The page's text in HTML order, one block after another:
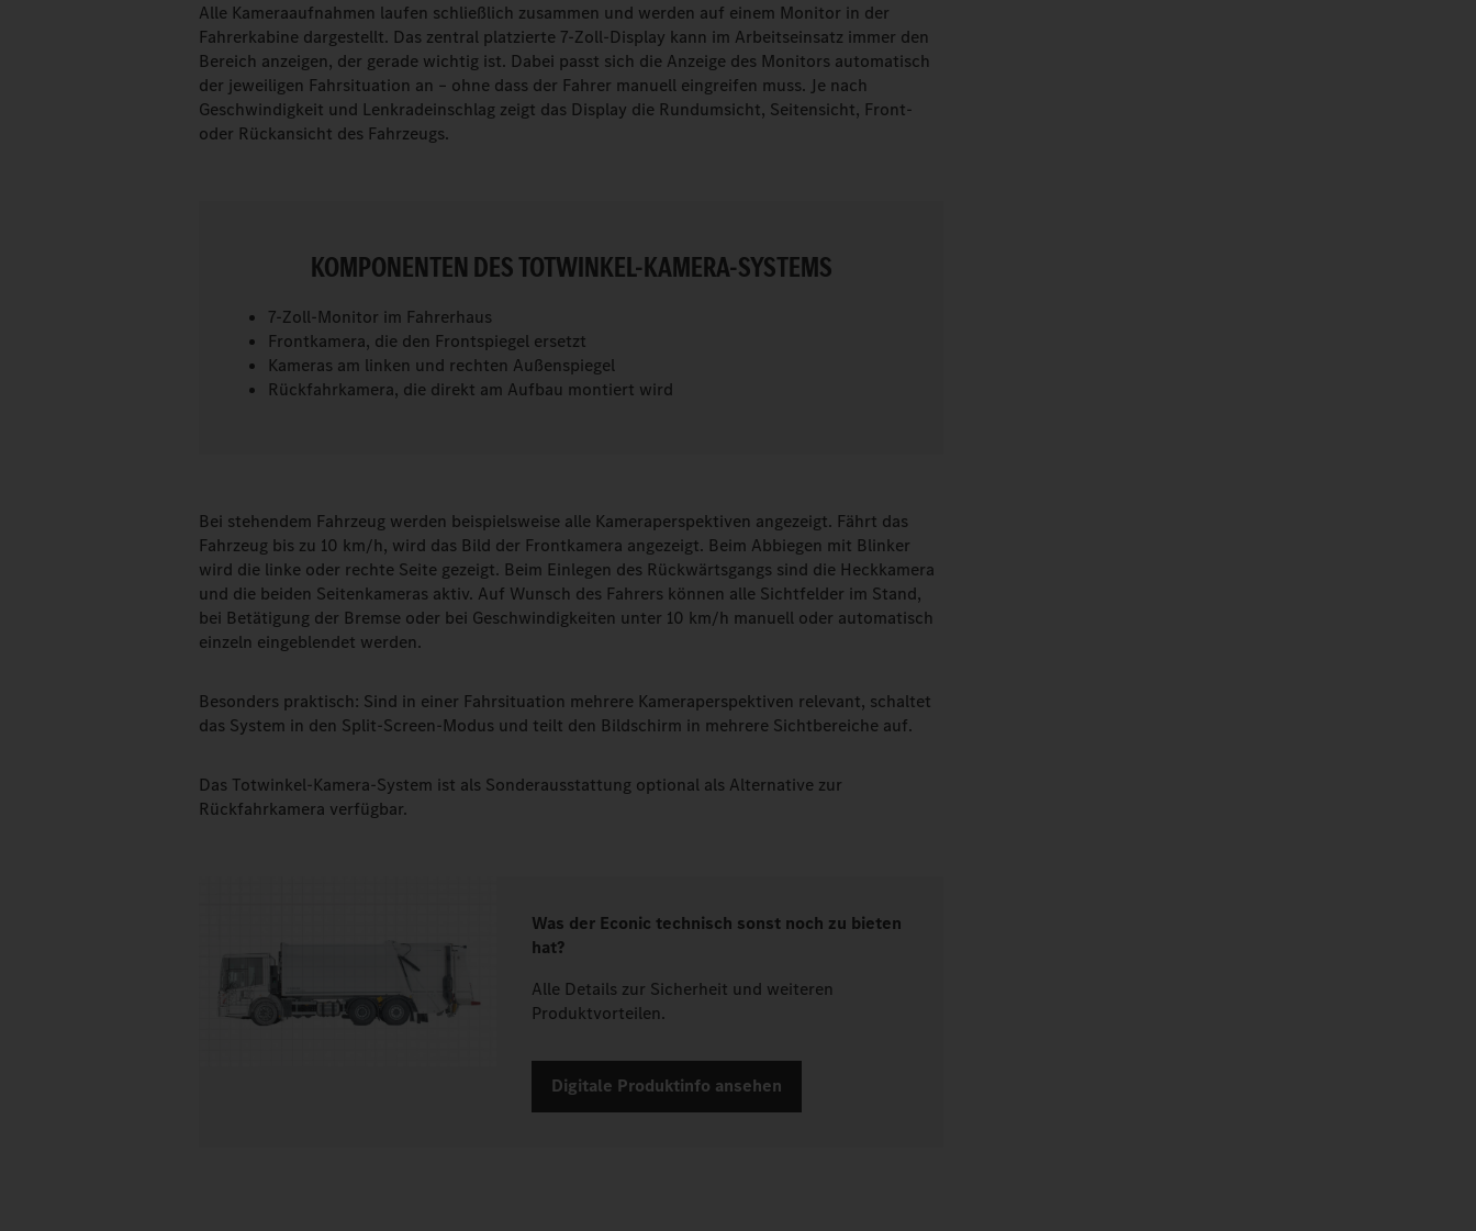
Alle Kameraaufnahmen laufen schließlich zusammen und werden auf einem Monitor in der
Fahrerkabine dargestellt. Das zentral platzierte 7-Zoll-Display kann im Arbeitseinsatz immer den
Bereich anzeigen, der gerade wichtig ist. Dabei passt sich die Anzeige des Monitors automatisch
der jeweiligen Fahrsituation an – ohne dass der Fahrer manuell eingreifen muss. Je nach
Geschwindigkeit und Lenkradeinschlag zeigt das Display die Rundumsicht, Seitensicht, Front-
oder Rückansicht des Fahrzeugs.
KOMPONENTEN DES TOTWINKEL-KAMERA-SYSTEMS
7-Zoll-Monitor im Fahrerhaus
Frontkamera, die den Frontspiegel ersetzt
Kameras am linken und rechten Außenspiegel
Rückfahrkamera, die direkt am Aufbau montiert wird
Bei stehendem Fahrzeug werden beispielsweise alle Kameraperspektiven angezeigt. Fährt das
Fahrzeug bis zu 10 km/h, wird das Bild der Frontkamera angezeigt. Beim Abbiegen mit Blinker
wird die linke oder rechte Seite gezeigt. Beim Einlegen des Rückwärtsgangs sind die Heckkamera
und die beiden Seitenkameras aktiv. Auf Wunsch des Fahrers können alle Sichtfelder im Stand,
bei Betätigung der Bremse oder bei Geschwindigkeiten unter 10 km/h manuell oder automatisch
einzeln eingeblendet werden.
Besonders praktisch: Sind in einer Fahrsituation mehrere Kameraperspektiven relevant, schaltet
das System in den Split-Screen-Modus und teilt den Bildschirm in mehrere Sichtbereiche auf.
Das Totwinkel-Kamera-System ist als Sonderausstattung optional als Alternative zur
Rückfahrkamera verfügbar.
Was der Econic technisch sonst noch zu bieten
hat?
Alle Details zur Sicherheit und weiteren
Produktvorteilen.
Digitale Produktinfo ansehen